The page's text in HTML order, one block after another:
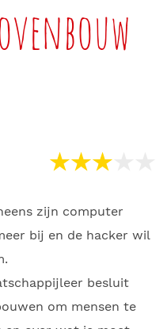
zijn computer
bij en de hacker wil
besluit
om mensen te